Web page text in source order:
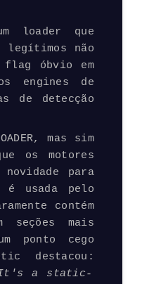
loader que
legítimos não
flag óbvio em
engines de
de detecção
mas sim
os motores
novidade para
é usada pelo
contém
seções mais
ponto cego
destacou:
It's a static-